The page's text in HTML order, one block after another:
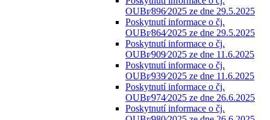
OUBr⁄896⁄2025 ze dne 29.5.2025
Poskytnutí informace o čj.
OUBr⁄864⁄2025 ze dne 29.5.2025
Poskytnutí informace o čj.
OUBr⁄909⁄2025 ze dne 11.6.2025
Poskytnutí informace o čj.
OUBr⁄939⁄2025 ze dne 11.6.2025
Poskytnutí informace o čj.
OUBr⁄974⁄2025 ze dne 26.6.2025
Poskytnutí informace o čj.